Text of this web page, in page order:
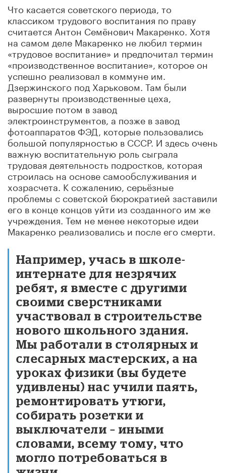
Что касается советского периода, то
классиком трудового воспитания по праву
считается Антон Семёнович Макаренко. Хотя
на самом деле Макаренко не любил термин
«трудовое воспитание» и предпочитал термин
«производственное воспитание», которое он
успешно реализовал в коммуне им.
Дзержинского под Харьковом. Там были
развернуты производственные цеха,
выросшие потом в завод
электроинструментов, а позже в завод
фотоаппаратов ФЭД, которые пользовались
большой популярностью в СССР. И здесь очень
важную воспитательную роль сыграла
трудовая деятельность подростков, которая
строилась на основе самообслуживания и
хозрасчета. К сожалению, серьёзные
проблемы с советской бюрократией заставили
его в конце концов уйти из созданного им же
учреждения. Тем не менее некоторые идеи
Макаренко реализовались и после его смерти.
Например, учась в школе-
интернате для незрячих
ребят, я вместе с другими
своими сверстниками
участвовал в строительстве
нового школьного здания.
Мы работали в столярных и
слесарных мастерских, а на
уроках физики (вы будете
удивлены) нас учили паять,
ремонтировать утюги,
собирать розетки и
выключатели – иными
словами, всему тому, что
могло потребоваться в